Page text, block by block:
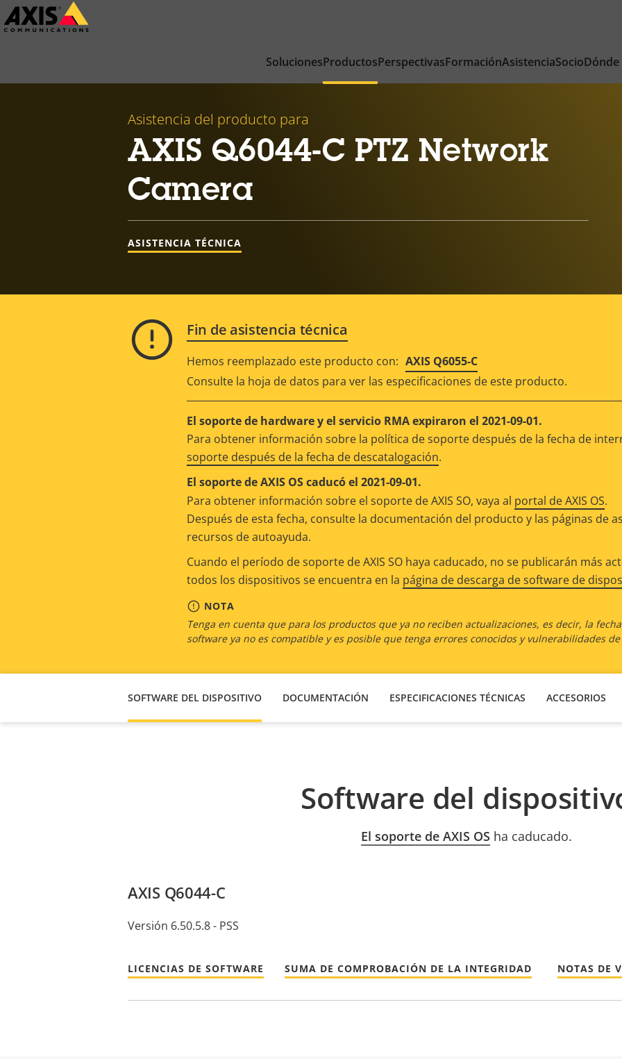
Saltar
al
SolucionesProductosPerspectivasFormaciónAsistenciaSocio
Asistencia del producto para
AXIS Q6044-C PTZ Network
Camera
ASISTENCIA TÉCNICA
Fin de asistencia técnica
Hemos reemplazado este producto con: AXIS Q6055-C
Consulte la hoja de datos para ver las especificaciones de este producto.
El soporte de hardware y el servicio RMA expiraron el 2021-09-01.
Para obtener información sobre la política de soporte después de la fecha de
soporte después de la fecha de descatalogación.
El soporte de AXIS OS caducó el 2021-09-01.
Para obtener información sobre el soporte de AXIS SO, vaya al portal de AXIS OS.
Después de esta fecha, consulte la documentación del producto y las páginas de
recursos de autoayuda.
Cuando el período de soporte de AXIS SO haya caducado, no se publicarán más
todos los dispositivos se encuentra en la página de descarga de software de
NOTA
Tenga en cuenta que para los productos que ya no reciben actualizaciones, es decir, la
software ya no es compatible y es posible que tenga errores conocidos y vulnerabilidades
SOFTWARE DEL DISPOSITIVO DOCUMENTACIÓN ESPECIFICACIONES TÉCNICAS ACCESORIOS
Software del
El soporte de AXIS OS ha caducado.
AXIS Q6044-C
Versión 6.50.5.8 - PSS
LICENCIAS DE SOFTWARE SUMA DE COMPROBACIÓN DE LA INTEGRIDAD NOTAS DE